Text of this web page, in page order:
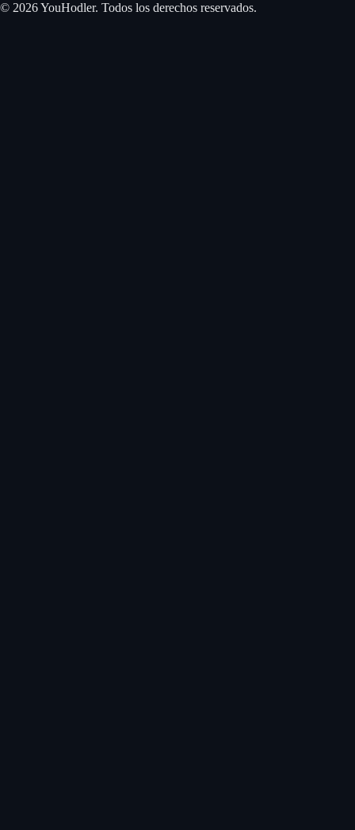
© 2026 YouHodler. Todos los derechos reservados.